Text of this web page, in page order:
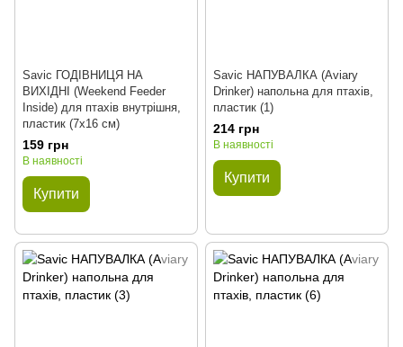
Savic ГОДІВНИЦЯ НА
ВИХІДНІ (Weekend Feeder
Inside) для птахів внутрішня,
пластик (7х16 см)
159 грн
В наявності
Купити
Savic НАПУВАЛКА (Aviary
Drinker) напольна для птахів,
пластик (1)
214 грн
В наявності
Купити